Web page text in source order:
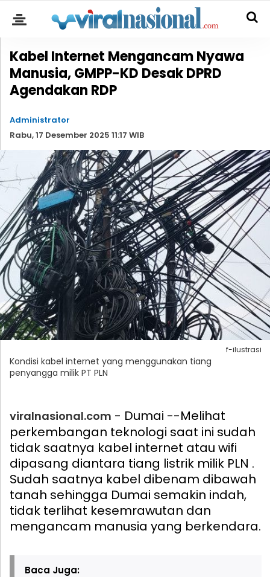
Kabel Internet Mengancam Nyawa
Manusia, GMPP-KD Desak DPRD
Agendakan RDP
Administrator
Rabu, 17 Desember 2025 11:17 WIB
f-ilustrasi
Kondisi kabel internet yang menggunakan tiang
penyangga milik PT PLN
viralnasional.com - Dumai --Melihat
perkembangan teknologi saat ini sudah
tidak saatnya kabel internet atau wifi
dipasang diantara tiang listrik milik PLN .
Sudah saatnya kabel dibenam dibawah
tanah sehingga Dumai semakin indah,
tidak terlihat kesemrawutan dan
mengancam manusia yang berkendara.
Baca Juga: